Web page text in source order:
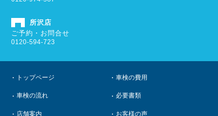
所沢店
ご予約・お問合せ
0120-594-723
トップページ 車検の費用
車検の流れ 必要書類
店舗案内 お客様の声